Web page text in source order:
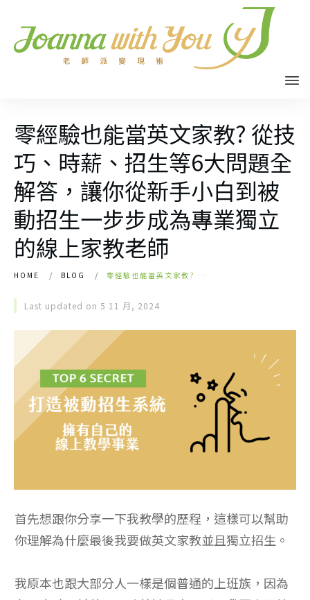
零經驗也能當英文家教? 從技
巧、時薪、招生等6大問題全
解答，讓你從新手小白到被
動招生一步步成為專業獨立
的線上家教老師
HOME / BLOG / 零經驗也能當英文家教? 從技巧、時薪、招生等6大問題全解答，讓你從新手小白到被動招生一步步成為專業獨立的線上家教老師
Last updated on 5 11 月, 2024
首先想跟你分享一下我教學的歷程，這樣可以幫助
你理解為什麼最後我要做英文家教並且獨立招生。
我原本也跟大部分人一樣是個普通的上班族，因為